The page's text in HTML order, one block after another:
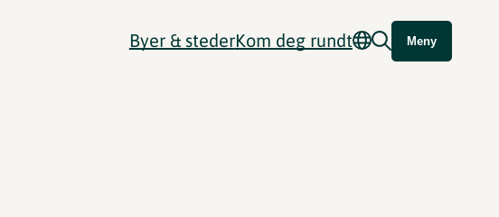
Byer & stederKom deg rundt Meny